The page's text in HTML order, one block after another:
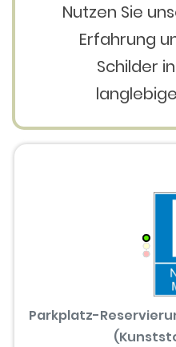
Nutzen Sie
Erfahrung
Schilder
Parkplatz-